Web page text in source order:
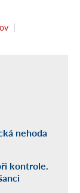
nehoda
kontrole.